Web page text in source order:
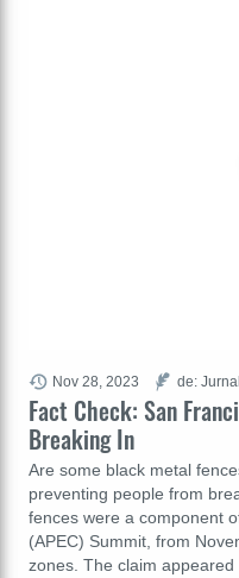
Fact Check: San
Breaking In
Are some black metal
preventing people from
fences were a component
(APEC) Summit, from
zones. The claim appeared
Nov 28, 2023 de: